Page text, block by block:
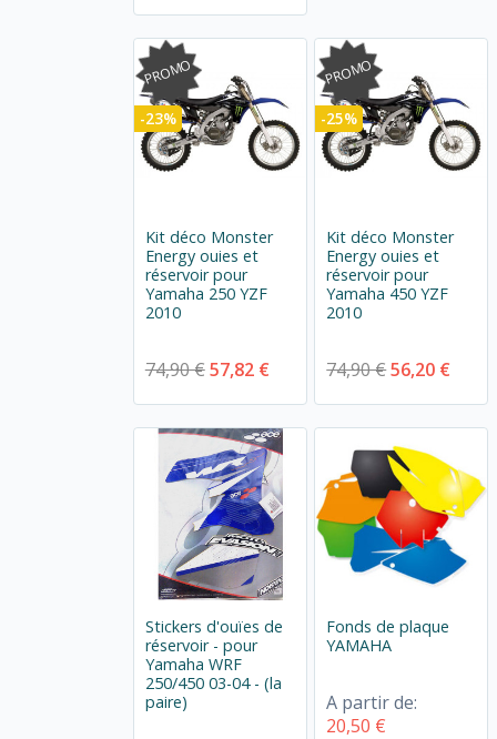
PROMO
-23%
Kit déco Monster
Energy ouies et
réservoir pour
Yamaha 250 YZF
2010
74,90 €57,82 €
PROMO
-25%
Kit déco Monster
Energy ouies et
réservoir pour
Yamaha 450 YZF
2010
74,90 €56,20 €
Stickers d'ouïes de
réservoir - pour
Yamaha WRF
250/450 03-04 - (la
paire)
Fonds de plaque
YAMAHA
A partir de:
20,50 €